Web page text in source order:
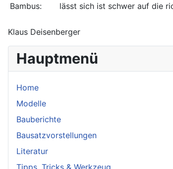
Hauptmenü
Home
Modelle
Bauberichte
Bausatzvorstellungen
Literatur
Tipps, Tricks & Werkzeug
Bambus:
lässt sich ist schwer auf die
Klaus Deisenberger